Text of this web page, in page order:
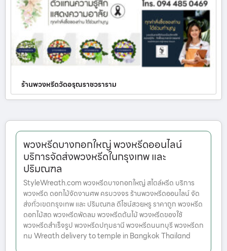
ร้านพวงหรีดวัดอรุณราชวราราม
พวงหรีดบางกอกใหญ่ พวงหรีดออนไลน์
บริการจัดส่งพวงหรีดในกรุงเทพ และ
ปริมณฑล
StyleWreath.com พวงหรีดบางกอกใหญ่ สไตล์หรีด บริการ
พวงหรีด ดอกไม้จัดงานศพ ครบวงจร ร้านพวงหรีดออนไลน์ จัด
ส่งทั่วเขตกรุงเทพ และ ปริมณฑล ดีไซน์สวยหรู ราคาถูก พวงหรีด
ดอกไม้สด พวงหรีดพัดลม พวงหรีดต้นไม้ พวงหรีดของใช้
พวงหรีดสำเร็จรูป พวงหรีดปทุมธานี พวงหรีดนนทบุรี พวงหรีดก
ทม Wreath delivery to temple in Bangkok Thailand